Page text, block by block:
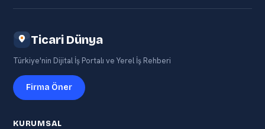
Ticari Dünya
Türkiye'nin Dijital İş Portalı ve Yerel İş Rehberi
Firma Öner
KURUMSAL